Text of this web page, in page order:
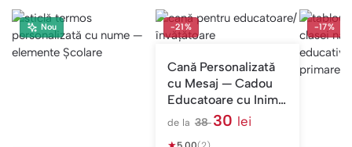
Nou -21%
Cană Personalizată
cu Mesaj — Cadou
Educatoare cu Inimă
Uriașă
de la 3830 lei
-17%